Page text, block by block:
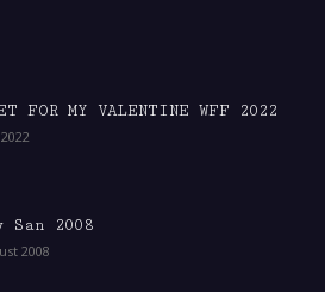
FOR MY VALENTINE WFF 2022
San 2008
2008